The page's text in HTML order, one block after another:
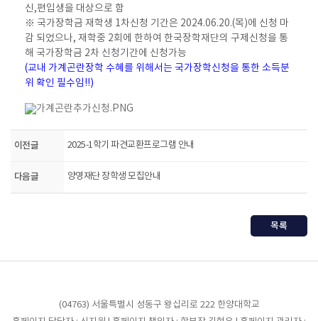
신,편입생을 대상으로 함
※ 국가장학금 재학생 1차신청 기간은 2024.06.20.(목)에 신청 마
감 되었으나, 재학중 2회에 한하여 한국장학재단의 구제신청을 통
해 국가장학금 2차 신청기간에 신청가능
(교내 가계곤란장학 수혜를 위해서는 국가장학신청을 통한 소득분
위 확인 필수임!!)
이전글 2025-1학기 파견교환프로그램 안내
다음글 양영재단 장학생 모집안내
목록
(04763) 서울특별시 성동구 왕십리로 222 한양대학교